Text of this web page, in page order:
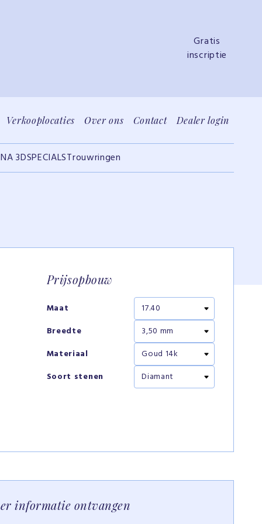
Gratis
inscriptie
Verkooplocaties Over ons Contact Dealer login
3DSPECIALSTrouwringen
Prijsopbouw
Maat
Breedte
Materiaal
Soort stenen
informatie ontvangen